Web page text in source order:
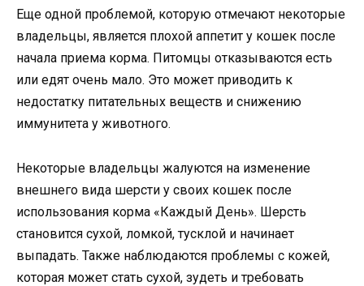
Еще одной проблемой, которую отмечают некоторые
владельцы, является плохой аппетит у кошек после
начала приема корма. Питомцы отказываются есть
или едят очень мало. Это может приводить к
недостатку питательных веществ и снижению
иммунитета у животного.
Некоторые владельцы жалуются на изменение
внешнего вида шерсти у своих кошек после
использования корма «Каждый День». Шерсть
становится сухой, ломкой, тусклой и начинает
выпадать. Также наблюдаются проблемы с кожей,
которая может стать сухой, зудеть и требовать